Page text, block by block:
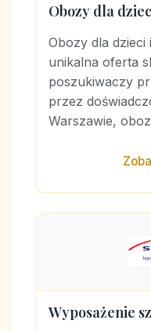
Obozy dla
Obozy dla dzieci
unikalna oferta
poszukiwaczy
przez
Warszawie,
Wyposażenie